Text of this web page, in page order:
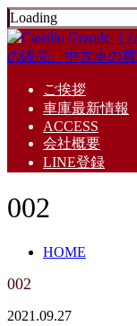
Loading
ご挨拶
車庫最新情報
ACCESS
会社概要
LINE登録
002
HOME
002
2021.09.27